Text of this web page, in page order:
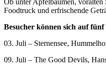
Foodtruck und erfrischende
Besucher können sich auf
03. Juli – Sternensee,
09. Juli – The Good Devils,